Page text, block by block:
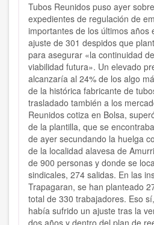
Tubos Reunidos puso ayer
expedientes de regulación de
importantes de los últimos años
ajuste de 301 despidos que
para asegurar «la continuidad
viabilidad futura». Un elevado
alcanzaría al 24% de los algo
de la histórica fabricante de
trasladado también a los
Reunidos cotiza en Bolsa,
de la plantilla, que se
de ayer secundando la huelga
de la localidad alavesa de
de 900 personas y donde se
sindicales, 274 salidas. En las
Trapagaran, se han planteado
total de 330 trabajadores. Eso
había sufrido un ajuste tras la